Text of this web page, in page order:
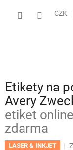
CZK
Etikety na
Avery
etiket
zdarma
LASER & INKJET